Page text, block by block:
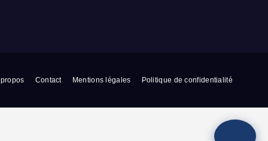
propos Contact Mentions légales Politique de confidentialité